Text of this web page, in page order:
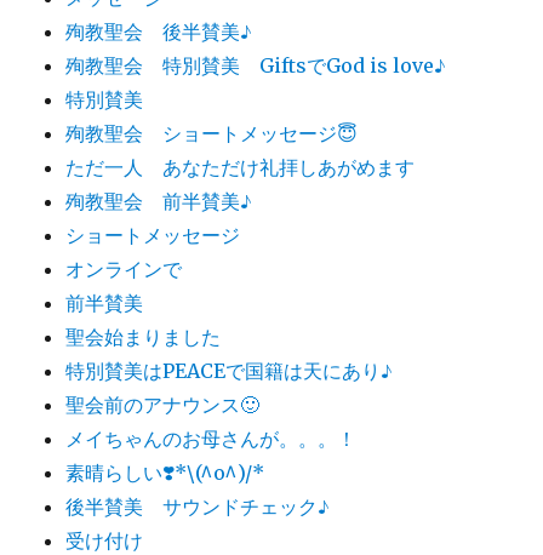
殉教聖会 後半賛美♪
殉教聖会 特別賛美 GiftsでGod is love♪
特別賛美
殉教聖会 ショートメッセージ😇
ただ一人 あなただけ礼拝しあがめます
殉教聖会 前半賛美♪
ショートメッセージ
オンラインで
前半賛美
聖会始まりました
特別賛美はPEACEで国籍は天にあり♪
聖会前のアナウンス🙂
メイちゃんのお母さんが。。。！
素晴らしい❣️*\(^o^)/*
後半賛美 サウンドチェック♪
受け付け